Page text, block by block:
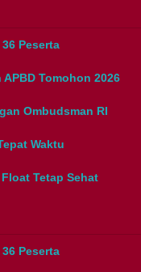
Peserta
Tomohon 2026
Ombudsman RI
Waktu
Tetap Sehat
Peserta